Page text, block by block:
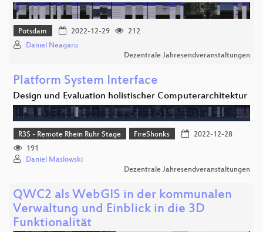
Potsdam 2022-12-29
212
Daniel Neagaru
Dezentrale Jahresendveranstaltungen
Platform System Interface
Design und Evaluation holistischer Computerarchitektur
R3S - Remote Rhein Ruhr Stage FireShonks
2022-12-28
191
Daniel Maslowski
Dezentrale Jahresendveranstaltungen
QWC2 als WebGIS in der kommunalen
Verwaltung und Einblick in die 3D
Funktionalität